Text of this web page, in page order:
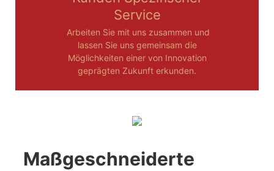
Service
Arbeiten Sie mit uns zusammen und
lassen Sie uns gemeinsam die
Möglichkeiten einer von Innovation
geprägten Zukunft erkunden.
Maßgeschneiderte